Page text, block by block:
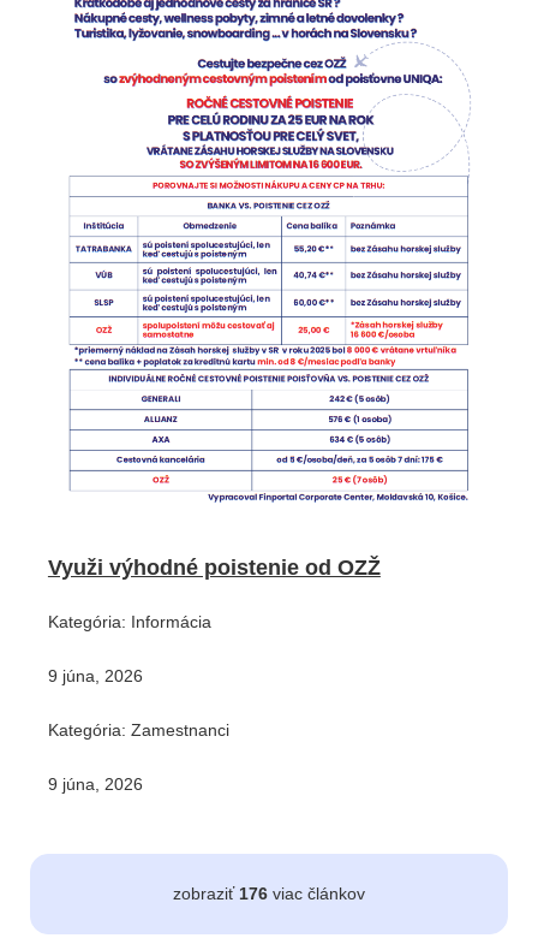
Využi výhodné poistenie od OZŽ
Kategória: Informácia
9 júna, 2026
Kategória: Zamestnanci
9 júna, 2026
zobraziť 176 viac článkov